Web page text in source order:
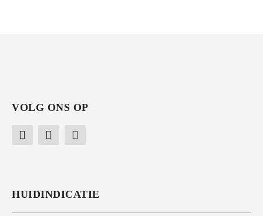
VOLG ONS OP
HUIDINDICATIE